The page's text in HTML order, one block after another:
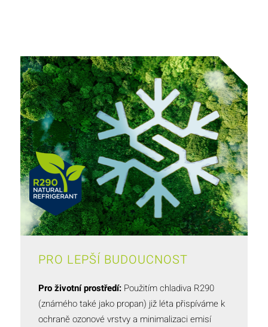
PRO LEPŠÍ BUDOUCNOST
Pro životní prostředí:Použitím chladiva R290
(známého také jako propan) již léta přispíváme k
ochraně ozonové vrstvy a minimalizaci emisí